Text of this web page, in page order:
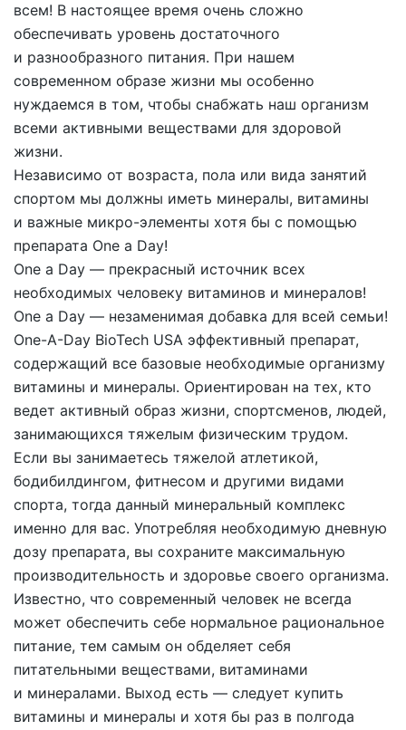
всем! В настоящее время очень сложно
обеспечивать уровень достаточного
и разнообразного питания. При нашем
современном образе жизни мы особенно
нуждаемся в том, чтобы снабжать наш организм
всеми активными веществами для здоровой
жизни.
Независимо от возраста, пола или вида занятий
спортом мы должны иметь минералы, витамины
и важные микро-элементы хотя бы с помощью
препарата One a Day!
One a Day — прекрасный источник всех
необходимых человеку витаминов и минералов!
One a Day — незаменимая добавка для всей семьи!
One-A-Day BioTech USA эффективный препарат,
содержащий все базовые необходимые организму
витамины и минералы. Ориентирован на тех, кто
ведет активный образ жизни, спортсменов, людей,
занимающихся тяжелым физическим трудом.
Если вы занимаетесь тяжелой атлетикой,
бодибилдингом, фитнесом и другими видами
спорта, тогда данный минеральный комплекс
именно для вас. Употребляя необходимую дневную
дозу препарата, вы сохраните максимальную
производительность и здоровье своего организма.
Известно, что современный человек не всегда
может обеспечить себе нормальное рациональное
питание, тем самым он обделяет себя
питательными веществами, витаминами
и минералами. Выход есть — следует купить
витамины и минералы и хотя бы раз в полгода